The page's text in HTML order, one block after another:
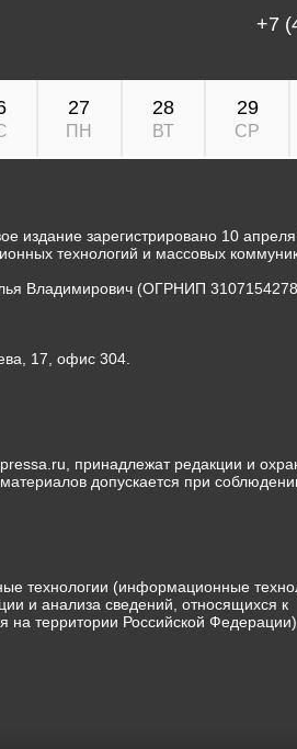
+7
27
ПН
28
ВТ
29
СР
издание зарегистрировано 10 апреля
технологий и массовых
Владимирович (ОГРНИП
17, офис 304.
принадлежат редакции и
допускается при
технологии (информационные
и анализа сведений, относящихся к
на территории Российской Федерации)